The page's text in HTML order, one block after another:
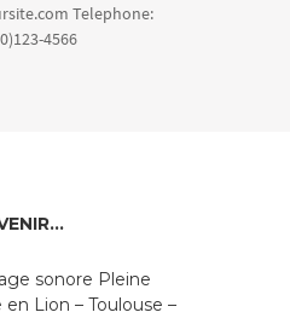
Telephone:
4566
sonore Pleine
en Lion – Toulouse –